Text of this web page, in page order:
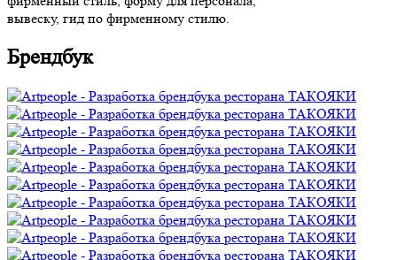
вывеску, гид по фирменному стилю.
Брендбук